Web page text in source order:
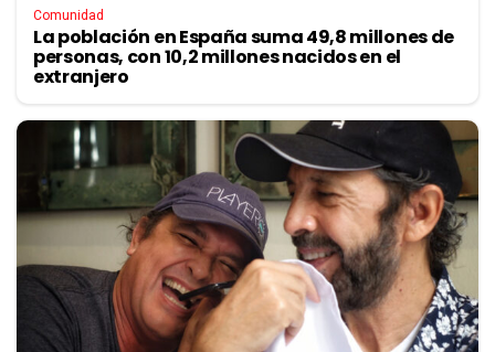
Comunidad
La población en España suma 49,8 millones de
personas, con 10,2 millones nacidos en el
extranjero